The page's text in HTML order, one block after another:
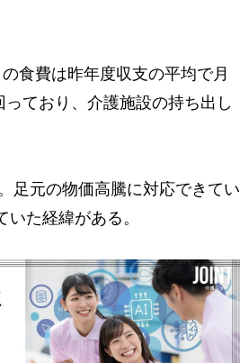
食費は昨年度収支の平均で月
ており、介護施設の持ち出し
足元の物価高騰に対応できてい
た経緯がある。